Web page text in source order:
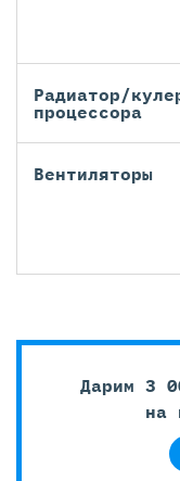
Радиатор/
процессора
Вентиляторы
Дарим 3
на